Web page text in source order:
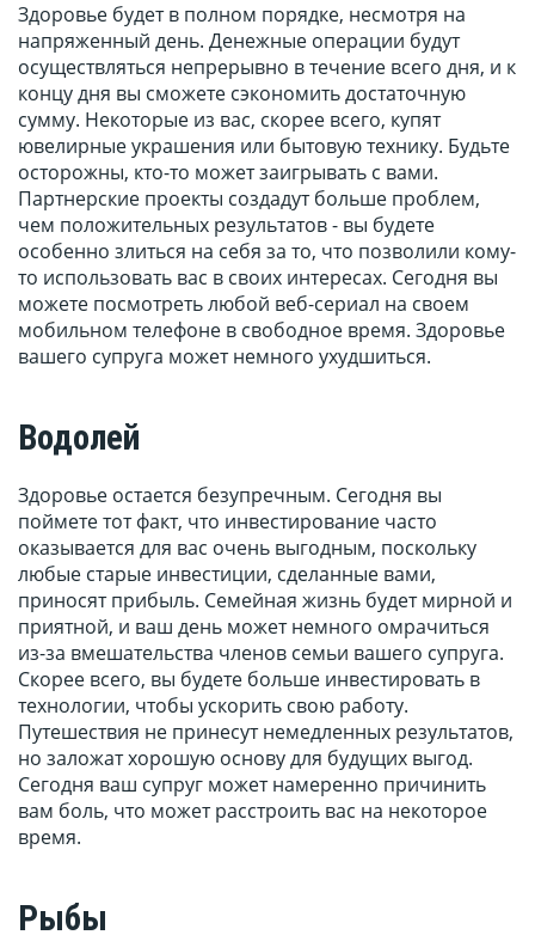
Здоровье будет в полном порядке, несмотря на
напряженный день. Денежные операции будут
осуществляться непрерывно в течение всего дня, и к
концу дня вы сможете сэкономить достаточную
сумму. Некоторые из вас, скорее всего, купят
ювелирные украшения или бытовую технику. Будьте
осторожны, кто-то может заигрывать с вами.
Партнерские проекты создадут больше проблем,
чем положительных результатов - вы будете
особенно злиться на себя за то, что позволили кому-
то использовать вас в своих интересах. Сегодня вы
можете посмотреть любой веб-сериал на своем
мобильном телефоне в свободное время. Здоровье
вашего супруга может немного ухудшиться.
Водолей
Здоровье остается безупречным. Сегодня вы
поймете тот факт, что инвестирование часто
оказывается для вас очень выгодным, поскольку
любые старые инвестиции, сделанные вами,
приносят прибыль. Семейная жизнь будет мирной и
приятной, и ваш день может немного омрачиться
из-за вмешательства членов семьи вашего супруга.
Скорее всего, вы будете больше инвестировать в
технологии, чтобы ускорить свою работу.
Путешествия не принесут немедленных результатов,
но заложат хорошую основу для будущих выгод.
Сегодня ваш супруг может намеренно причинить
вам боль, что может расстроить вас на некоторое
время.
Рыбы